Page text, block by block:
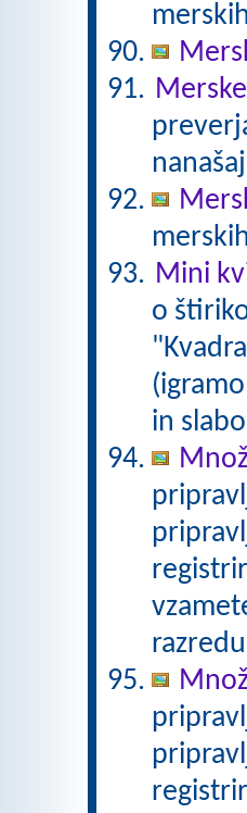
Mini
o
in